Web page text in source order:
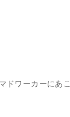
ドワーカーにあ